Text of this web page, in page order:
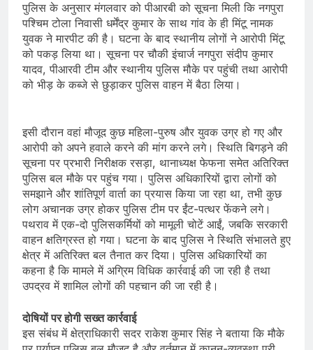
पुलिस के अनुसार मंगलवार को पीआरबी को सूचना मिली कि नगपुरा
पश्चिम टोला निवासी धर्मेंद्र कुमार के साथ गांव के ही मिंटू नामक
युवक ने मारपीट की है। घटना के बाद स्थानीय लोगों ने आरोपी मिंटू
को पकड़ लिया था। सूचना पर चौकी इंचार्ज नगपुरा संदीप कुमार
यादव, पीआरवी टीम और स्थानीय पुलिस मौके पर पहुंची तथा आरोपी
को भीड़ के कब्जे से छुड़ाकर पुलिस वाहन में बैठा लिया।
इसी दौरान वहां मौजूद कुछ महिला-पुरुष और युवक उग्र हो गए और
आरोपी को अपने हवाले करने की मांग करने लगे। स्थिति बिगड़ने की
सूचना पर प्रभारी निरीक्षक रसड़ा, थानाध्यक्ष फेफना समेत अतिरिक्त
पुलिस बल मौके पर पहुंच गया। पुलिस अधिकारियों द्वारा लोगों को
समझाने और शांतिपूर्ण वार्ता का प्रयास किया जा रहा था, तभी कुछ
लोग अचानक उग्र होकर पुलिस टीम पर ईंट-पत्थर फेंकने लगे।
पथराव में एक-दो पुलिसकर्मियों को मामूली चोटें आईं, जबकि सरकारी
वाहन क्षतिग्रस्त हो गया। घटना के बाद पुलिस ने स्थिति संभालते हुए
क्षेत्र में अतिरिक्त बल तैनात कर दिया। पुलिस अधिकारियों का
कहना है कि मामले में अग्रिम विधिक कार्रवाई की जा रही है तथा
उपद्रव में शामिल लोगों की पहचान की जा रही है।
दोषियों पर होगी सख्त कार्रवाई
इस संबंध में क्षेत्राधिकारी सदर राकेश कुमार सिंह ने बताया कि मौके